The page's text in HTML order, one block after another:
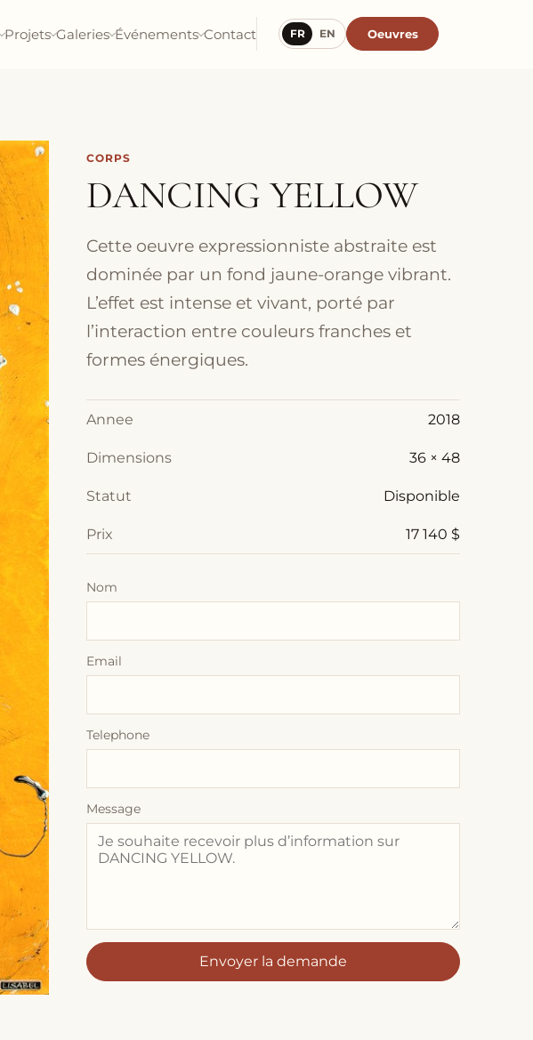
Projets Galeries Événements Contact FR EN Oeuvres
CORPS
DANCING YELLOW
Cette oeuvre expressionniste abstraite est
dominée par un fond jaune-orange vibrant.
L’effet est intense et vivant, porté par
l’interaction entre couleurs franches et
formes énergiques.
Annee 2018
Dimensions 36 × 48
Statut Disponible
Prix 17 140 $
Nom
Email
Telephone
Message
Envoyer la demande